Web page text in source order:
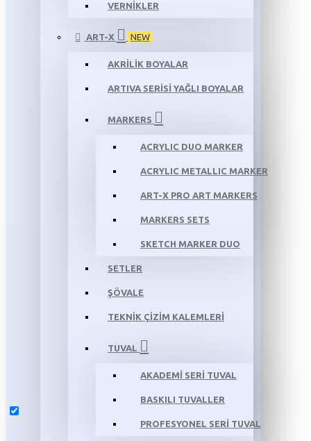
VERNİKLER
ART-X NEW
AKRİLİK BOYALAR
ARTIVA SERİSİ YAĞLI BOYALAR
MARKERS
ACRYLIC DUO MARKER
ACRYLIC METALLIC MARKER
ART-X PRO ART MARKERS
MARKERS SETS
SKETCH MARKER DUO
SETLER
ŞÖVALE
TEKNİK ÇİZİM KALEMLERİ
TUVAL
AKADEMİ SERİ TUVAL
BASKILI TUVALLER
PROFESYONEL SERİ TUVAL